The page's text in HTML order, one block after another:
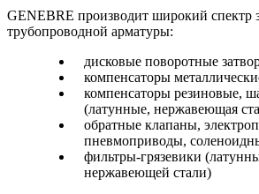
GENEBRE производит широкий спектр
трубопроводной арматуры:
дисковые поворотные
компенсаторы
компенсаторы резиновые,
(латунные, нержавеющая
обратные клапаны,
пневмоприводы,
фильтры-грязевики
нержавеющей стали)